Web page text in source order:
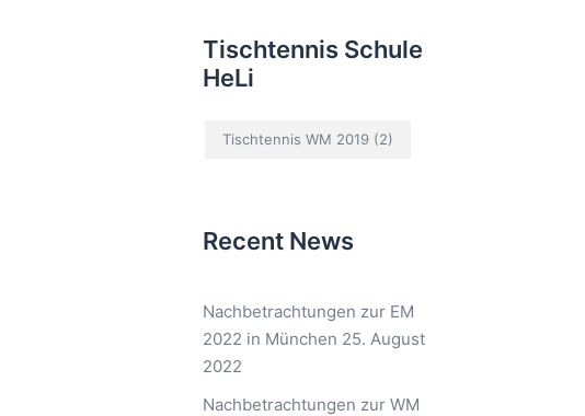
Tischtennis Schule
HeLi
Tischtennis WM 2019(2)
Recent News
Nachbetrachtungen zur EM
2022 in München 25. August
2022
Nachbetrachtungen zur WM